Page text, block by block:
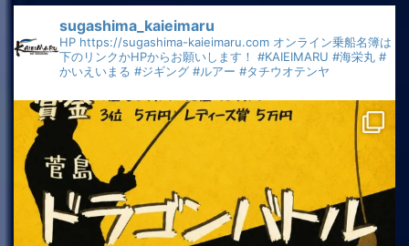
sugashima_kaieimaru
HP https://sugashima-kaieimaru.com オンライン乗船名簿は
下のリンクかHPからお願いします！ #KAIEIMARU #海栄丸 #
かいえいまる #ジギング #ルアー #タチウオテンヤ